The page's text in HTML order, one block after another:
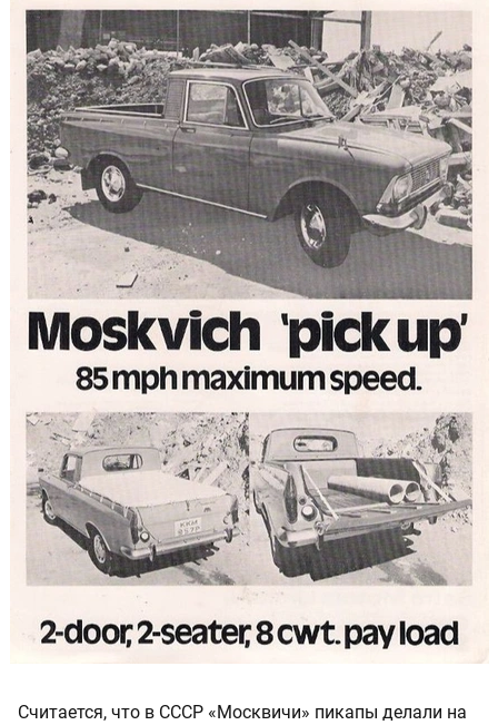
Считается, что в СССР «Москвичи» пикапы делали на